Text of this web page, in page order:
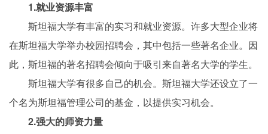
1.就业资源丰富
斯坦福大学有丰富的实习和就业资源。许多大型企业将
在斯坦福大学举办校园招聘会，其中包括一些著名企业。因
此，斯坦福的著名招聘会倾向于吸引来自著名大学的学生。
斯坦福大学有很多自己的机会。斯坦福大学还设立了一
个名为斯坦福管理公司的基金，以提供实习机会。
2.强大的师资力量